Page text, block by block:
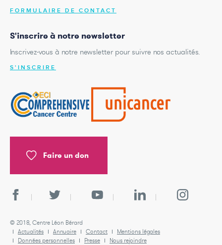
FORMULAIRE DE CONTACT
S'inscrire à notre newsletter
Inscrivez-vous à notre newsletter pour suivre nos actualités.
S'INSCRIRE
Faire un don
© 2018, Centre Léon Bérard
Actualités
Annuaire Contact
Mentions légales
Données personnelles
Presse Nous rejoindre